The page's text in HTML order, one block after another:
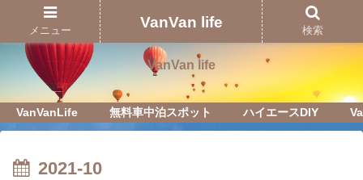
Just another WordPress site
VanVan life
VanVanLife 無料車中泊スポット ハイエースDIY
2021-10
メニュー VanVan life 検索